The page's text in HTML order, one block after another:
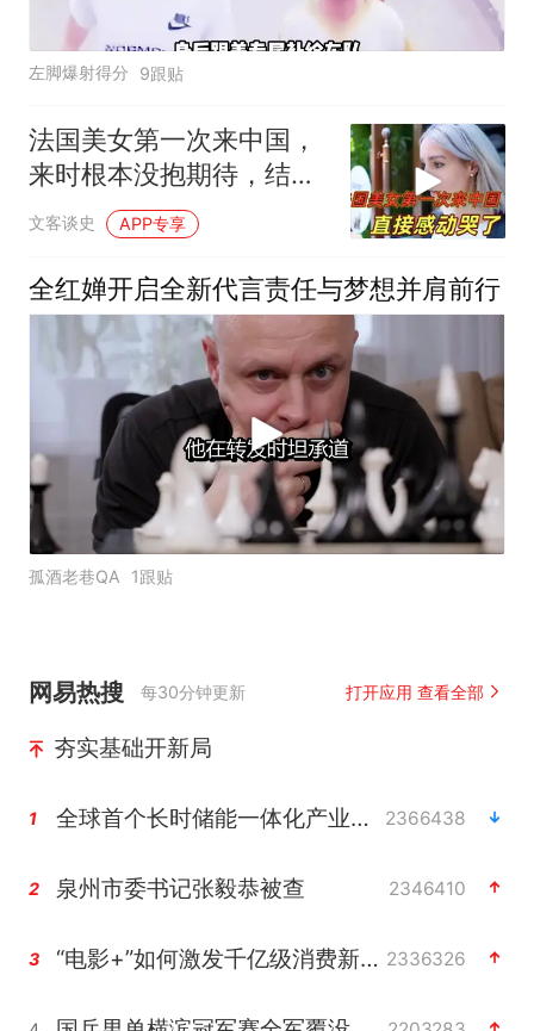
左脚爆射得分 9跟贴
法国美女第一次来中国，
来时根本没抱期待，结果
直接泪洒张家界
文客谈史 APP专享
全红婵开启全新代言责任与梦想并肩前行
孤酒老巷QA 1跟贴
网易热搜 每30分钟更新 打开应用 查看全部
夯实基础开新局
1 全球首个长时储能一体化产业园量产 2366438
2 泉州市委书记张毅恭被查 2346410
3 “电影+”如何激发千亿级消费新活力？ 2336326